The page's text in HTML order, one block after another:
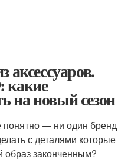
аксессуаров.
какие
на новый сезон
понятно — ни один бренд
с деталями которые
образ законченным?